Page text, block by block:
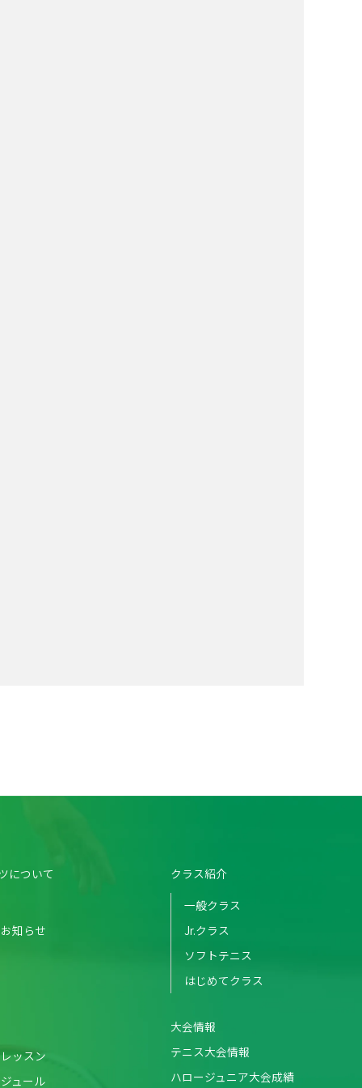
について
知らせ
ッスン
ュール
クラス紹介
一般クラス
Jr.クラス
ソフトテニス
はじめてクラス
大会情報
テニス大会情報
ハロージュニア大会成績